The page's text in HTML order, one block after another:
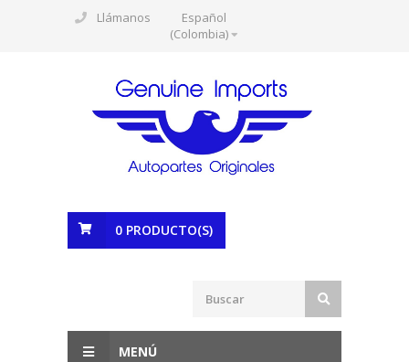
Llámanos
Español
(Colombia)
0 PRODUCTO(S)
MENÚ